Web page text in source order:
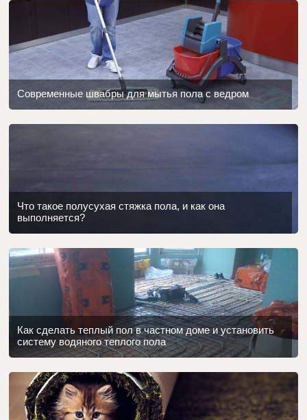
Современные швабры для мытья пола с ведром
Что такое полусухая стяжка пола, и как она
выполняется?
Как сделать теплый пол в частном доме и установить
систему водяного теплого пола